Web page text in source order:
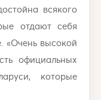
всякого
отдают себя
«Очень высокой
официальных
которые